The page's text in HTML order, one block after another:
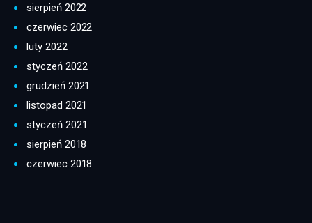
sierpień 2022
czerwiec 2022
luty 2022
styczeń 2022
grudzień 2021
listopad 2021
styczeń 2021
sierpień 2018
czerwiec 2018